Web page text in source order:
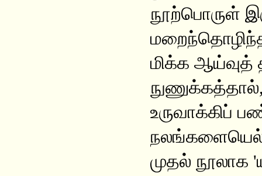
நூற்பொருள்
மறைந்தொழிந்த
மிக்க ஆய்வுத்
உருவாக்கிப்
முதல் நூலாக